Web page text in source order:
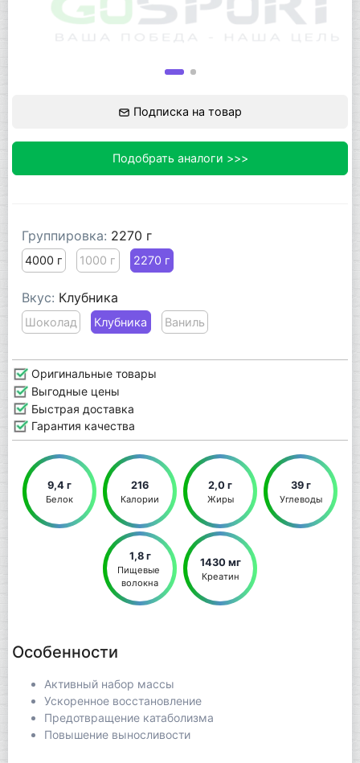
Подписка на товар
Подобрать аналоги >>>
Группировка: 2270 г
4000 г 1000 г 2270 г
Вкус: Клубника
Шоколад Клубника Ваниль
Оригинальные товары
Выгодные цены
Быстрая доставка
Гарантия качества
9,4 г
Белок
216
Калории
2,0 г
Жиры
39 г
Углеводы
1,8 г
Пищевые
волокна
1430 мг
Креатин
Особенности
Активный набор массы
Ускоренное восстановление
Предотвращение катаболизма
Повышение выносливости